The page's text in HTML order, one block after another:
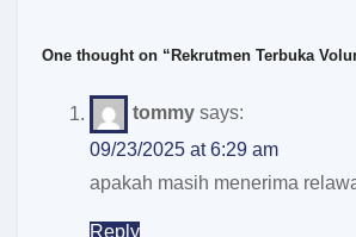
One thought on “Rekrutmen Terbuka
tommy says:
09/23/2025 at 6:29 am
apakah masih menerima
Reply